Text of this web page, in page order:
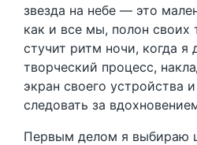
звезда на небе — это
как и все мы, полон
стучит ритм ночи, когда
творческий процесс,
экран своего устройства
следовать за
Первым делом я выбираю